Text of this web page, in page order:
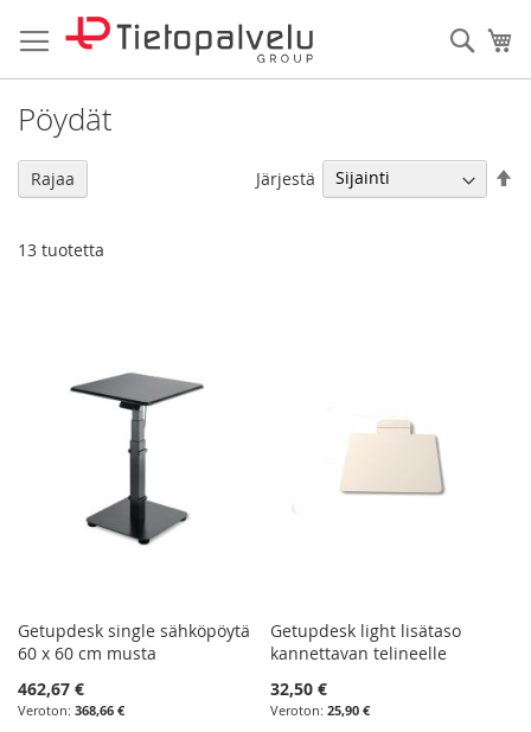
to
Content
Haku
Pöydät
13 tuotetta
Järjestä
Getupdesk single sähköpöytä
60 x 60 cm musta
462,67 €
368,66 €
Getupdesk light lisätaso
kannettavan telineelle
32,50 €
25,90 €
Rajaa